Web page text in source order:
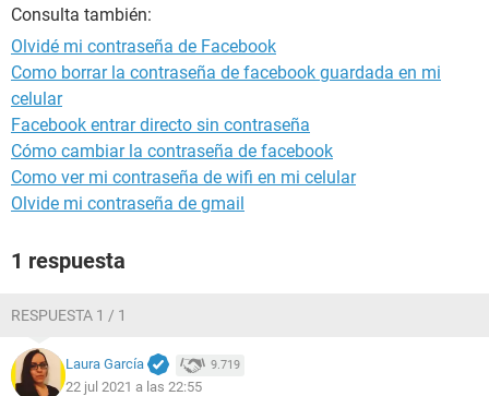
Consulta también:
Olvidé mi contraseña de Facebook
Como borrar la contraseña de facebook guardada en mi
celular
Facebook entrar directo sin contraseña
Cómo cambiar la contraseña de facebook
Como ver mi contraseña de wifi en mi celular
Olvide mi contraseña de gmail
1 respuesta
RESPUESTA 1 / 1
Laura García 9.719
22 jul 2021 a las 22:55